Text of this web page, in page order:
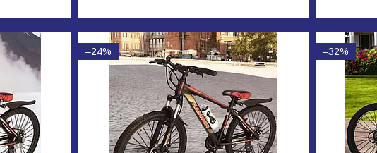
–24% –32%